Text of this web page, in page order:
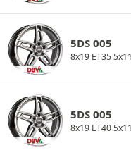
5DS 005
8x19 ET35
5DS 005
8x19 ET40